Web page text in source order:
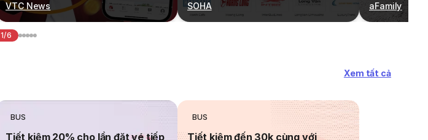
hoá hành trình di chuyển
VTC News
redBus
SOHA
cả gia
aFamily
1/6
Xem tất cả
BUS
Tiết kiệm 20% cho lần đặt vé tiếp
BUS
Tiết kiệm đến 30k cùng với